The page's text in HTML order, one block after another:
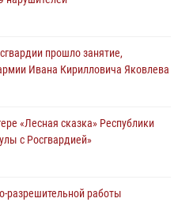
прошло занятие,
Ивана Кирилловича Яковлева
«Лесная сказка» Республики
с Росгвардией»
разрешительной работы